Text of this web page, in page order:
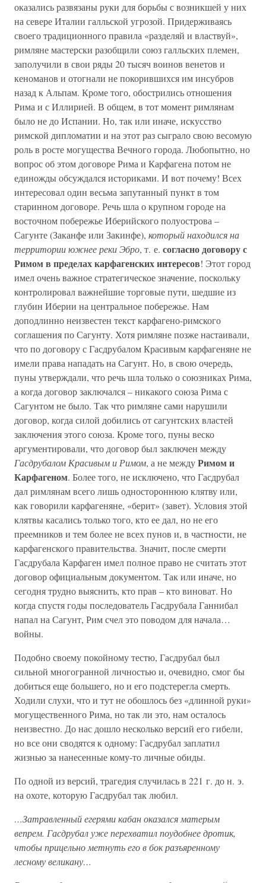
оказались развязаны руки для борьбы с возникшей у них
на севере Италии галльской угрозой. Придерживаясь
своего традиционного правила «разделяй и властвуй»,
римляне мастерски разобщили союз галльских племен,
заполучили в свои ряды 20 тысяч воинов венетов и
кеноманов и отогнали не покорившихся им инсубров
назад к Альпам. Кроме того, обострились отношения
Рима и с Иллирией. В общем, в тот момент римлянам
было не до Испании. Но, так или иначе, искусство
римской дипломатии и на этот раз сыграло свою весомую
роль в росте могущества Вечного города. Любопытно, но
вопрос об этом договоре Рима и Карфагена потом не
единожды обсуждался историками. И вот почему! Всех
интересовал один весьма запутанный пункт в том
старинном договоре. Речь шла о крупном городе на
восточном побережье Иберийского полуострова –
Сагунте (Заканфе или Закинфе), который находился на
территории южнее реки Эбро, т. е. согласно договору с
Римом в пределах карфагенских интересов! Этот город
имел очень важное стратегическое значение, поскольку
контролировал важнейшие торговые пути, шедшие из
глубин Иберии на центральное побережье. Нам
доподлинно неизвестен текст карфагено-римского
соглашения по Сагунту. Хотя римляне позже настаивали,
что по договору с Гасдрубалом Красивым карфагеняне не
имели права нападать на Сагунт. Но, в свою очередь,
пуны утверждали, что речь шла только о союзниках Рима,
а когда договор заключался – никакого союза Рима с
Сагунтом не было. Так что римляне сами нарушили
договор, когда силой добились от сагунтских властей
заключения этого союза. Кроме того, пуны веско
аргументировали, что договор был заключен между
Гасдрубалом Красивым и Римом, а не междуРимом и
Карфагеном. Более того, не исключено, что Гасдрубал
дал римлянам всего лишь одностороннюю клятву или,
как говорили карфагеняне, «берит» (завет). Условия этой
клятвы касались только того, кто ее дал, но не его
преемников и тем более не всех пунов и, в частности, не
карфагенского правительства. Значит, после смерти
Гасдрубала Карфаген имел полное право не считать этот
договор официальным документом. Так или иначе, но
сегодня трудно выяснить, кто прав – кто виноват. Но
когда спустя годы последователь Гасдрубала Ганнибал
напал на Сагунт, Рим счел это поводом для начала…
войны.
Подобно своему покойному тестю, Гасдрубал был
сильной многогранной личностью и, очевидно, смог бы
добиться еще большего, но и его подстерегла смерть.
Ходили слухи, что и тут не обошлось без «длинной руки»
могущественного Рима, но так ли это, нам осталось
неизвестно. До нас дошло несколько версий его гибели,
но все они сводятся к одному: Гасдрубал заплатил
жизнью за нанесенные кому-то личные обиды.
По одной из версий, трагедия случилась в 221 г. до н. э.
на охоте, которую Гасдрубал так любил.
…Затравленный егерями кабан оказался матерым
вепрем. Гасдрубал уже перехватил поудобнее дротик,
чтобы прицельно метнуть его в бок разъяренному
лесному великану…